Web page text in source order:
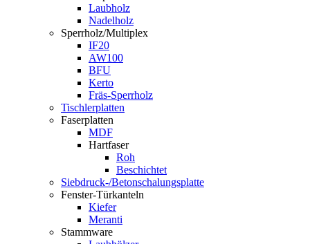
Laubholz
Nadelholz
Sperrholz/Multiplex
IF20
AW100
BFU
Kerto
Fräs-Sperrholz
Tischlerplatten
Faserplatten
MDF
Hartfaser
Roh
Beschichtet
Siebdruck-/Betonschalungsplatte
Fenster-Türkanteln
Kiefer
Meranti
Stammware